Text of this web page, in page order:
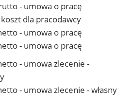
- umowa o pracę
dla pracodawcy
- umowa o pracę
- umowa o pracę
- umowa zlecenie -
- umowa zlecenie - własny